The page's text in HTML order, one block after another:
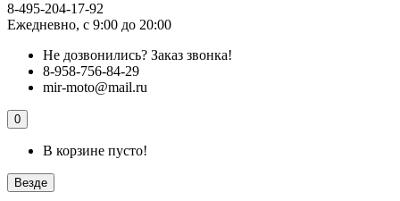
8-495-204-17-92
Ежедневно, с 9:00 до 20:00
Не дозвонились? Заказ звонка!
8-958-756-84-29
mir-moto@mail.ru
0
В корзине пусто!
Везде